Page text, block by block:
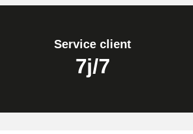
Service client
7j/7